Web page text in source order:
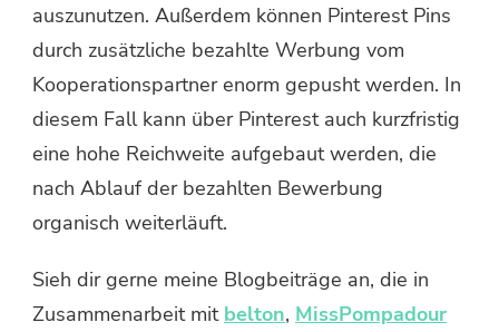
auszunutzen. Außerdem können Pinterest Pins
durch zusätzliche bezahlte Werbung vom
Kooperationspartner enorm gepusht werden. In
diesem Fall kann über Pinterest auch kurzfristig
eine hohe Reichweite aufgebaut werden, die
nach Ablauf der bezahlten Bewerbung
organisch weiterläuft.
Sieh dir gerne meine Blogbeiträge an, die in
Zusammenarbeit mit belton, MissPompadour